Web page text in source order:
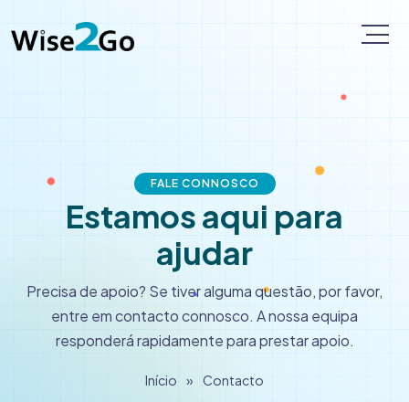
FALE CONNOSCO
Estamos aqui para
ajudar
Precisa de apoio? Se tiver alguma questão, por favor,
entre em contacto connosco. A nossa equipa
responderá rapidamente para prestar apoio.
Início » Contacto